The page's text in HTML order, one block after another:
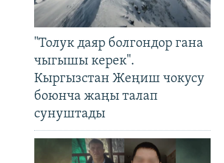
"Толук даяр болгондор гана
чыгышы керек".
Кыргызстан Жеңиш чокусу
боюнча жаңы талап
сунуштады